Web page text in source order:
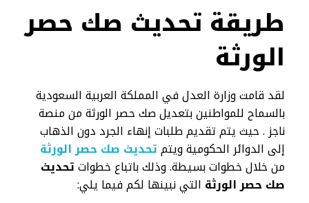
طريقة تحديث صك حصر
الورثة
لقد قامت وزارة العدل في المملكة العربية السعودية
بالسماح للمواطنين بتعديل صك حصر الورثة من منصة
ناجز . حيث يتم تقديم طلبات إنهاء الجرد دون الذهاب
إلى الدوائر الحكومية ويتمتحديث صك حصر الورثة
من خلال خطوات بسيطة. وذلك باتباع خطواتتحديث
صك حصر الورثة التي نبينها لكم فيما يلي: